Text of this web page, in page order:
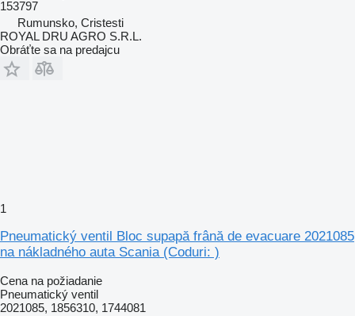
153797
Rumunsko, Cristesti
ROYAL DRU AGRO S.R.L.
Obráťte sa na predajcu
1
Pneumatický ventil Bloc supapă frână de evacuare 2021085
na nákladného auta Scania (Coduri: )
Cena na požiadanie
Pneumatický ventil
2021085, 1856310, 1744081